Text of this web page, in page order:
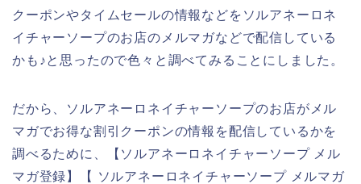
クーポンやタイムセールの情報などをソルアネーロネ
イチャーソープのお店のメルマガなどで配信している
かも♪と思ったので色々と調べてみることにしました。
だから、ソルアネーロネイチャーソープのお店がメル
マガでお得な割引クーポンの情報を配信しているかを
調べるために、【ソルアネーロネイチャーソープ メル
マガ登録】【 ソルアネーロネイチャーソープ メルマガ